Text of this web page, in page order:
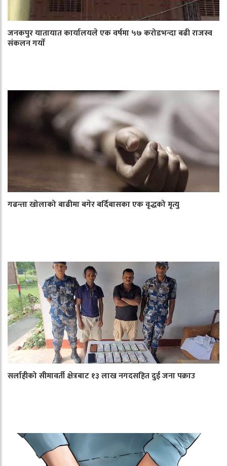
जनकपुर यातायात कार्यालयले एक वर्षमा ५७ करोडभन्दा बढी राजस्व
संकलन गर्याे
गढन्ता खोलाको बाढीमा बगेर बर्दिबासका एक वृद्धको मृत्यु
सर्लाहीको सीमावर्ती क्षेत्रबाट १३ लाख नगदसहित दुई जना पक्राउ